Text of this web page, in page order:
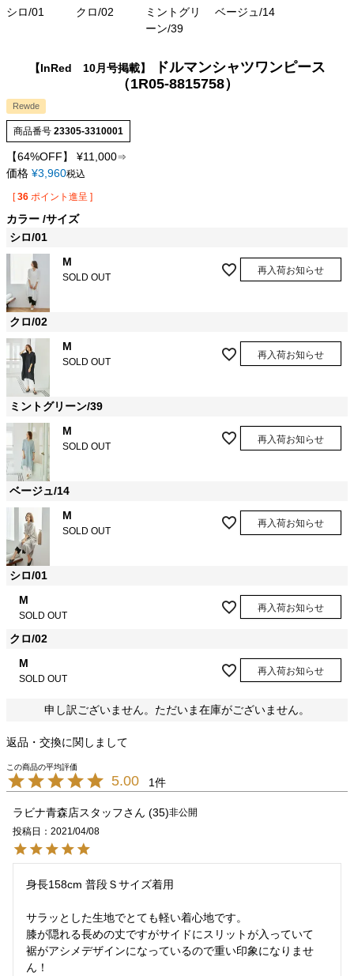
シロ/01 クロ/02
ミントグリ
ーン/39
ベージュ/14
【InRed 10月号掲載】
ドルマンシャツワンピース
（1R05-8815758）
Rewde
商品番号 23305-3310001
【64%OFF】 ¥11,000⇒
価格 ¥3,960税込
[ 36 ポイント進呈 ]
カラー サイズ
シロ/01
M
SOLD OUT
再入荷お知らせ
クロ/02
M
SOLD OUT
再入荷お知らせ
ミントグリーン/39
M
SOLD OUT
再入荷お知らせ
ベージュ/14
M
SOLD OUT
再入荷お知らせ
シロ/01
M
SOLD OUT
再入荷お知らせ
クロ/02
M
SOLD OUT
再入荷お知らせ
申し訳ございません。ただいま在庫がございません。
返品・交換に関しまして
5.00 1
ラビナ青森店スタッフ 35 非公開
投稿日
2021/04/08
身長158cm 普段Ｓサイズ着用
サラッとした生地でとても軽い着心地です。
膝が隠れる長めの丈ですがサイドにスリットが入っていて
裾がアシメデザインになっているので重い印象になりませ
ん！